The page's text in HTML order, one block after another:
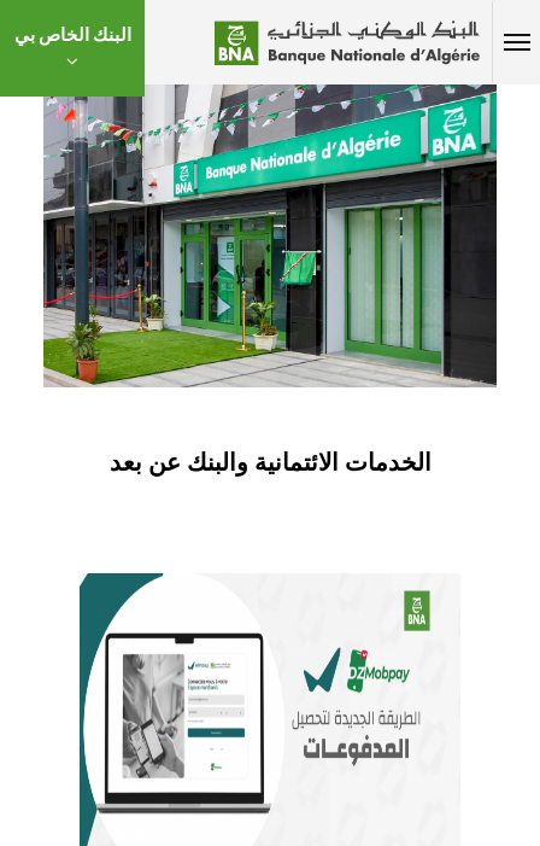
البنك الخاص بي
الخدمات الائتمانية والبنك عن بعد